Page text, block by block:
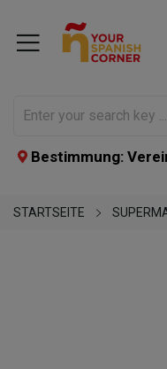
Bestimmung:
STARTSEITE